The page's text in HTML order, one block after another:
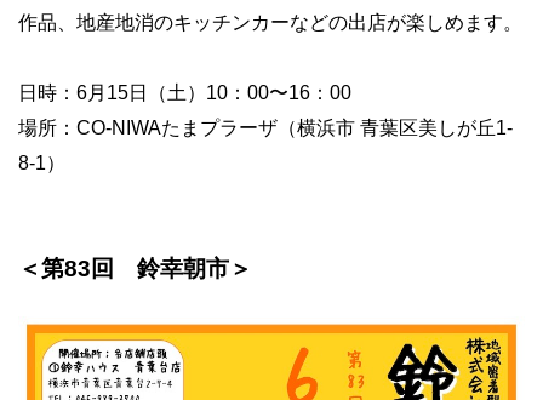
作品、地産地消のキッチンカーなどの出店が楽しめます。
日時：6月15日（土）10：00〜16：00
場所：CO-NIWAたまプラーザ（横浜市 青葉区美しが丘1-
8-1）
＜第83回 鈴幸朝市＞